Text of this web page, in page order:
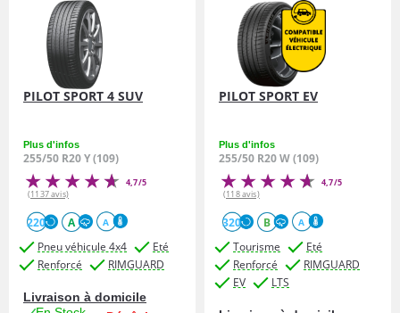
PILOT SPORT 4 SUV
Plus d'infos
255/50 R20 Y (109)
4,7/5
(1137 avis)
220 A A
Pneu véhicule 4x4
Eté
Renforcé
RIMGUARD
Livraison à domicile
PILOT SPORT EV
Plus d'infos
255/50 R20 W (109)
4,7/5
(118 avis)
320 B A
Tourisme
Eté
Renforcé
RIMGUARD
EV
LTS